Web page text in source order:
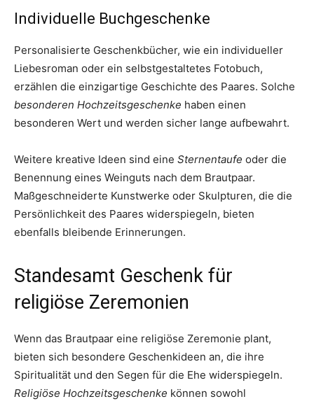
Individuelle Buchgeschenke
Personalisierte Geschenkbücher, wie ein individueller
Liebesroman oder ein selbstgestaltetes Fotobuch,
erzählen die einzigartige Geschichte des Paares. Solche
besonderen Hochzeitsgeschenke haben einen
besonderen Wert und werden sicher lange aufbewahrt.
Weitere kreative Ideen sind eine Sternentaufe oder die
Benennung eines Weinguts nach dem Brautpaar.
Maßgeschneiderte Kunstwerke oder Skulpturen, die die
Persönlichkeit des Paares widerspiegeln, bieten
ebenfalls bleibende Erinnerungen.
Standesamt Geschenk für
religiöse Zeremonien
Wenn das Brautpaar eine religiöse Zeremonie plant,
bieten sich besondere Geschenkideen an, die ihre
Spiritualität und den Segen für die Ehe widerspiegeln.
Religiöse Hochzeitsgeschenke können sowohl